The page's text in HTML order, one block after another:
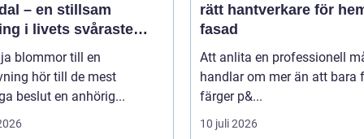
– en stillsam
i livets svåraste
blommor till en
hör till de mest
beslut en anhörig...
rätt hantverkare för
fasad
Att anlita en professionell
handlar om mer än att bara
färger p&...
10 juli 2026